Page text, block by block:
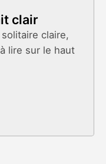
clair
claire,
lire sur le haut